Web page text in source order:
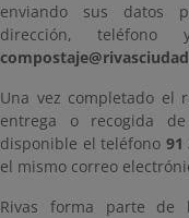
enviando sus datos
dirección,
Una vez completado el
entrega o recogida
disponible el teléfono 91
el mismo correo
Rivas forma parte de